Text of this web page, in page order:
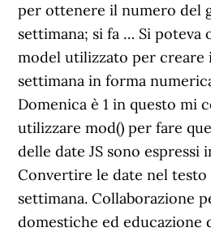
per ottenere il numero del
settimana; si fa … Si
model utilizzato per creare
settimana in forma
Domenica è 1 in questo mi
utilizzare mod() per fare
delle date JS sono espressi
Convertire le date nel
settimana. Collaborazione
domestiche ed educazione